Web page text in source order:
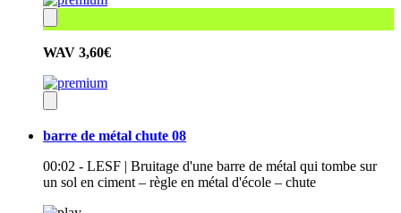
WAV 3,60€
barre de métal chute 08
00:02 - LESF | Bruitage d'une barre de métal qui tombe sur
un sol en ciment – règle en métal d'école – chute